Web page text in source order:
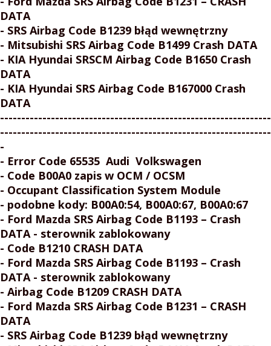
DATA
- SRS Airbag Code B1239 błąd wewnętrzny
- Mitsubishi SRS Airbag Code B1499 Crash DATA
- KIA Hyundai SRSCM Airbag Code B1650 Crash
DATA
- KIA Hyundai SRS Airbag Code B167000 Crash
DATA
----------------------------------------------------------------
----------------------------------------------------------------
-
- Error Code 65535 Audi Volkswagen
- Code B00A0 zapis w OCM / OCSM
- Occupant Classification System Module
- podobne kody: B00A0:54, B00A0:67, B00A0:67
- Ford Mazda SRS Airbag Code B1193 – Crash
DATA - sterownik zablokowany
- Code B1210 CRASH DATA
- Ford Mazda SRS Airbag Code B1193 – Crash
DATA - sterownik zablokowany
- Airbag Code B1209 CRASH DATA
- Ford Mazda SRS Airbag Code B1231 – CRASH
DATA
- SRS Airbag Code B1239 błąd wewnętrzny